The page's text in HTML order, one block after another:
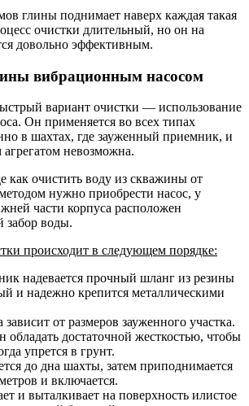
глины поднимает наверх каждая такая
очистки длительный, но он на
довольно эффективным.
вибрационным насосом
вариант очистки — использование
Он применяется во всех типах
в шахтах, где зауженный приемник, и
невозможна.
как очистить воду из скважины от
нужно приобрести насос, у
части корпуса расположен
воды.
происходит в следующем порядке:
надевается прочный шланг из резины
и надежно крепится металлическими
от размеров зауженного участка.
достаточной жесткостью, чтобы
упрется в грунт.
до дна шахты, затем приподнимается
и включается.
и выталкивает на поверхность илистое